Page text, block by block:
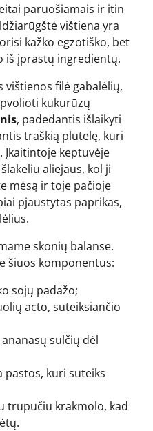
paruošiamais ir itin
vištiena yra
kažko egzotiško, bet
iš įprastų ingredientų.
vištienos filė gabalėlių,
kukurūzų
, padedantis išlaikyti
traškią plutelę, kuri
Įkaitintoje keptuvėje
aliejaus, kol ji
mėsą ir toje pačioje
pjaustytas paprikas,
skonių balanse.
šiuos komponentus:
sojų padažo;
acto, suteiksiančio
sulčių dėl
pastos, kuri suteiks
trupučiu krakmolo, kad